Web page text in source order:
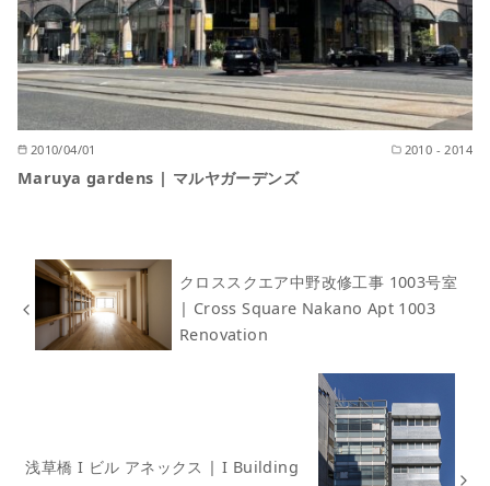
2010/04/01 2010 - 2014
Maruya gardens | マルヤガーデンズ
クロススクエア中野改修工事 1003号室
| Cross Square Nakano Apt 1003
Renovation
浅草橋 I ビル アネックス | I Building